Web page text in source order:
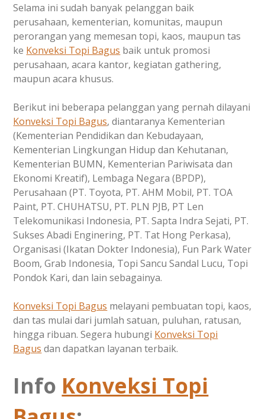
Selama ini sudah banyak pelanggan baik
perusahaan, kementerian, komunitas, maupun
perorangan yang memesan topi, kaos, maupun tas
ke Konveksi Topi Bagus baik untuk promosi
perusahaan, acara kantor, kegiatan gathering,
maupun acara khusus.
Berikut ini beberapa pelanggan yang pernah dilayani
Konveksi Topi Bagus, diantaranya Kementerian
(Kementerian Pendidikan dan Kebudayaan,
Kementerian Lingkungan Hidup dan Kehutanan,
Kementerian BUMN, Kementerian Pariwisata dan
Ekonomi Kreatif), Lembaga Negara (BPDP),
Perusahaan (PT. Toyota, PT. AHM Mobil, PT. TOA
Paint, PT. CHUHATSU, PT. PLN PJB, PT Len
Telekomunikasi Indonesia, PT. Sapta Indra Sejati, PT.
Sukses Abadi Enginering, PT. Tat Hong Perkasa),
Organisasi (Ikatan Dokter Indonesia), Fun Park Water
Boom, Grab Indonesia, Topi Sancu Sandal Lucu, Topi
Pondok Kari, dan lain sebagainya.
Konveksi Topi Bagus melayani pembuatan topi, kaos,
dan tas mulai dari jumlah satuan, puluhan, ratusan,
hingga ribuan. Segera hubungi Konveksi Topi
Bagus dan dapatkan layanan terbaik.
Info Konveksi Topi